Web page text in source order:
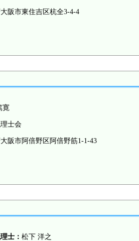
阪市東住吉区杭全3-4-4
寛
士会
阪市阿倍野区阿倍野筋1-1-43
士： 松下 洋之